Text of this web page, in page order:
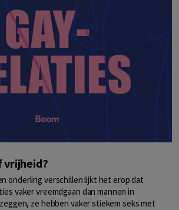
vrijheid?
onderling verschillen lijkt het erop dat
vaker vreemdgaan dan mannen in
ze hebben vaker stiekem seks met